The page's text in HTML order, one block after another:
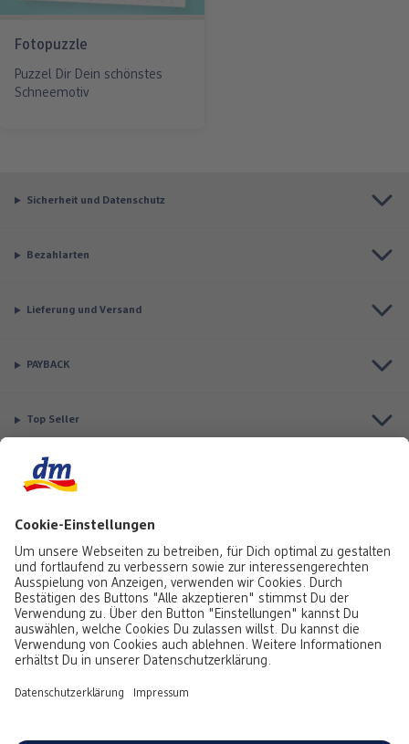
Fotopuzzle
Puzzel Dir Dein schönstes
Schneemotiv
Sicherheit und Datenschutz
Bezahlarten
Lieferung und Versand
PAYBACK
Top Seller
Aktuell besonders beliebt
Service & Auftragsstatus
Informationen
Rufe uns gerne an:0441 18131903 Montag bis Samstag: 8:00 – 20:00 Uhr,
Sonntag: 10:00 - 18:00 Uhr
oder per E-Mail erreichen: